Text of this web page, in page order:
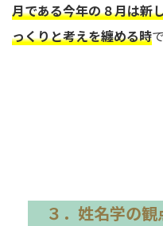
月である今年の８月は新
っくりと考えを纏める時
３．姓名学の観